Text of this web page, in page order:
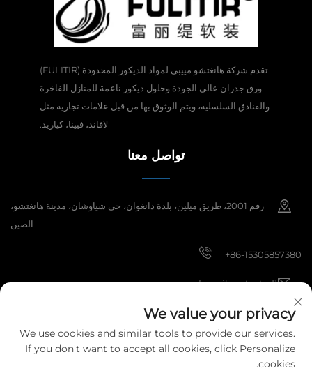
تقدم شركة هانغتشو مييبي لمواد الديكور المحدودة (FULITIR)
ورق جدران عالي الجودة وحلول ديكور ناعمة للمنازل الفاخرة
والفنادق السلسلية، ويتم الوثوق بها من قبل علامات تجارية مثل
لافاند، فيينا، كياريد.
تواصل معنا
رقم 2001، طريق ميلين، بلدة دانغوان، حي شياوشان، مدينة هانغتشو،
الصين
+86-15305857380
[email protected]
حقوق النشر © 2025 شركة هانغتشو ميبي لمواد الديكور المحدودة. جميع الحقوق
محفوظة. سياسة الخصوصية
We value your privacy
We use cookies and similar tools to provide our services.
If you don't want to accept all cookies, click Personalize
cookies.